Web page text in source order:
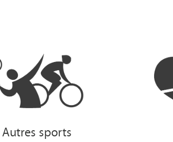
Autres sports